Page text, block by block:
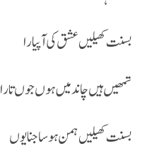
بسنت کھیلیں عشق کی آ پیارا
تمھیں ہیں چاند میں ہوں جوں تا را
بسنت کھیلیں ہمن ہو ساجنا یوں